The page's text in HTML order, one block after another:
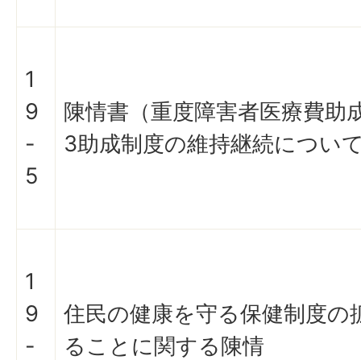
1
9
-
5
陳情書（重度障害者医療費助
3助成制度の維持継続につい
1
9
-
住民の健康を守る保健制度の
ることに関する陳情